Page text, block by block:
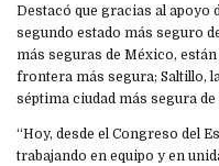
Destacó que gracias al apoyo
segundo estado más seguro
más seguras de México,
frontera más segura; Saltillo,
séptima ciudad más segura
“Hoy, desde el Congreso del
trabajando en equipo y en